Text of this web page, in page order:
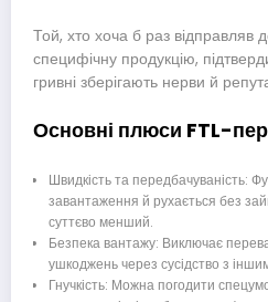
Той, хто хоча б раз відправляв
специфічну продукцію,
гривні зберігають нерви й
Основні плюси FTL-
Швидкість та передбачуваність:
завантаження й рухається без
суттєво менший.
Безпека вантажу: Виключає
ушкоджень через сусідство з
Гнучкість: Можна погодити